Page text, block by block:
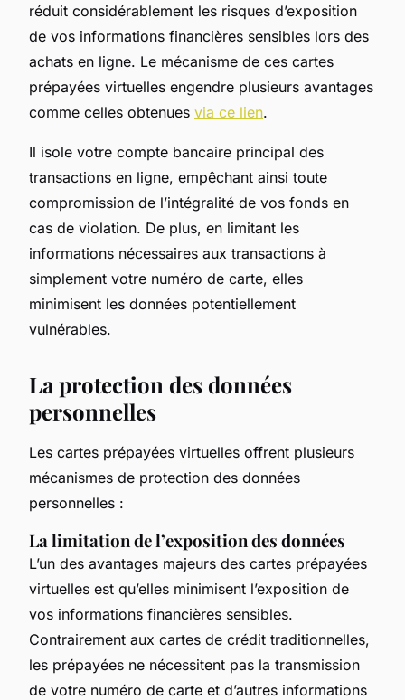
réduit considérablement les risques d’exposition
de vos informations financières sensibles lors des
achats en ligne. Le mécanisme de ces cartes
prépayées virtuelles engendre plusieurs avantages
comme celles obtenues via ce lien.
Il isole votre compte bancaire principal des
transactions en ligne, empêchant ainsi toute
compromission de l’intégralité de vos fonds en
cas de violation. De plus, en limitant les
informations nécessaires aux transactions à
simplement votre numéro de carte, elles
minimisent les données potentiellement
vulnérables.
La protection des données
personnelles
Les cartes prépayées virtuelles offrent plusieurs
mécanismes de protection des données
personnelles :
La limitation de l’exposition des données
L’un des avantages majeurs des cartes prépayées
virtuelles est qu’elles minimisent l’exposition de
vos informations financières sensibles.
Contrairement aux cartes de crédit traditionnelles,
les prépayées ne nécessitent pas la transmission
de votre numéro de carte et d’autres informations